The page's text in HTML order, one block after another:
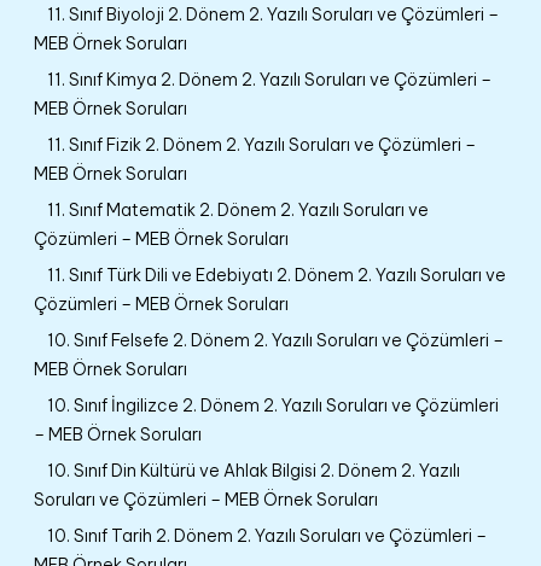
11. Sınıf Biyoloji 2. Dönem 2. Yazılı Soruları ve Çözümleri –
MEB Örnek Soruları
11. Sınıf Kimya 2. Dönem 2. Yazılı Soruları ve Çözümleri –
MEB Örnek Soruları
11. Sınıf Fizik 2. Dönem 2. Yazılı Soruları ve Çözümleri –
MEB Örnek Soruları
11. Sınıf Matematik 2. Dönem 2. Yazılı Soruları ve
Çözümleri – MEB Örnek Soruları
11. Sınıf Türk Dili ve Edebiyatı 2. Dönem 2. Yazılı Soruları ve
Çözümleri – MEB Örnek Soruları
10. Sınıf Felsefe 2. Dönem 2. Yazılı Soruları ve Çözümleri –
MEB Örnek Soruları
10. Sınıf İngilizce 2. Dönem 2. Yazılı Soruları ve Çözümleri
– MEB Örnek Soruları
10. Sınıf Din Kültürü ve Ahlak Bilgisi 2. Dönem 2. Yazılı
Soruları ve Çözümleri – MEB Örnek Soruları
10. Sınıf Tarih 2. Dönem 2. Yazılı Soruları ve Çözümleri –